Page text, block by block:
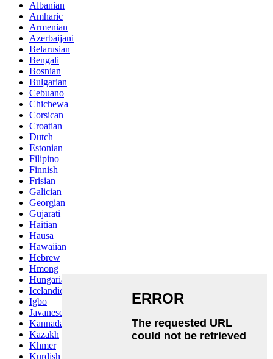
Albanian
Amharic
Armenian
Azerbaijani
Belarusian
Bengali
Bosnian
Bulgarian
Cebuano
Chichewa
Corsican
Croatian
Dutch
Estonian
Filipino
Finnish
Frisian
Galician
Georgian
Gujarati
Haitian
Hausa
Hawaiian
Hebrew
Hmong
Hungarian
Icelandic
Igbo
Javanese
Kannada
Kazakh
Khmer
Kurdish